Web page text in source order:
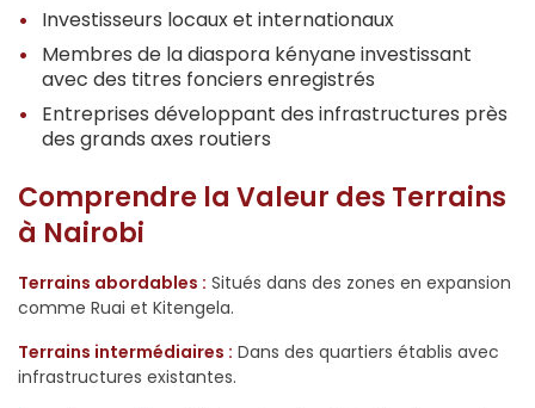
Investisseurs locaux et internationaux
Membres de la diaspora kényane investissant
avec des titres fonciers enregistrés
Entreprises développant des infrastructures près
des grands axes routiers
Comprendre la Valeur des Terrains
à Nairobi
Terrains abordables : Situés dans des zones en expansion
comme Ruai et Kitengela.
Terrains intermédiaires : Dans des quartiers établis avec
infrastructures existantes.